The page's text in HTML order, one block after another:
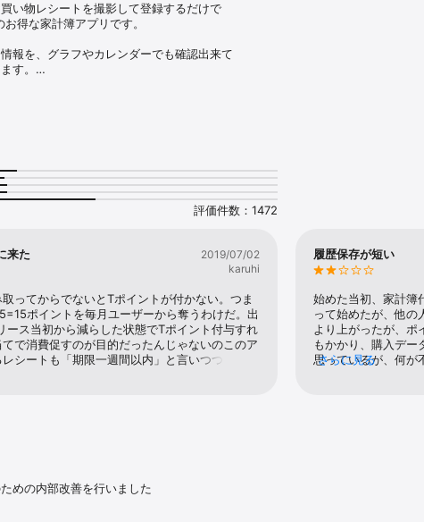
い物レシートを撮影して登録するだけで
得な家計簿アプリです。
報を、グラフやカレンダーでも確認出来て
す。
撮影します
を登録すると、Vポイントが貯まります
シート登録5日目より、レシート登録ごとに毎日貯まるポイントです
継続すればするほどUPします。
細は、アプリ内の「ポイントとレシーカランク」をご確認ください。
購入商品やお店の情報が簡単に登録できます
フやカレンダー、リスト形式などで確認できます
評価件数：1472
来た
2019/07/02
karuhi
ってからでないとTポイントが付かない。つま
ポイントを毎月ユーザーから奪うわけだ。出
ース当初から減らした状態でTポイント付与すれ
で消費促すのが目的だったんじゃないのこのア
シートも「期限一週間以内」と言いつつ、正確
履歴保存が短い
始めた当初、家計簿
って始めたが、他の
より上がったが、ポ
もかかり、購入デー
思っているが、何が
さらに見る
めの内部改善を行いました